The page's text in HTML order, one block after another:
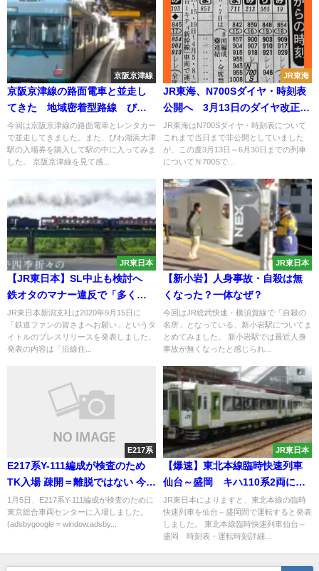
京阪京津線
京阪京津線の路面電車と並走し
てきた 地域密着型路線 びわ
湖浜大津駅
今回は京阪京津線の路面電車とレンタカー
で並走してきました。また、びわ湖浜大津
駅の入場券を購入して駅の中に入ってみま
した。 京阪京津線を見て感...
JR東海
JR東海、N700Sダイヤ・時刻表
公開へ 3月13日のダイヤ改正か
ら
JR東海はN700Sダイヤ・時刻表について
これまで当日まで非公開としていました
が、この度3月13日～6月30日までの列車
についてＮ700Sで...
JR東日本
【JR東日本】SL中止も検討へ
鉄オタのマナー違反で「多くの
苦情が入っている」という異例
の発表
JR東日本新潟支社は2020年9月15日に
「鉄道ファンの皆さまへお願い」というタ
イトルのプレスリリースを発表しました。
発表の内容は「沿線住...
JR東日本
【新小岩】人身事故・自殺は無
くなった？一体なぜ？
今回はJR総武快速・横須賀線で「自殺の
名所」となっている、新小岩駅についてま
とめてみました。 新小岩駅では最近人身
事故が無くなったと感じられ...
E217系
E217系Y-111編成が検査のため
TK入場 疎開＝離脱ではない 今後
も検査入場はあるのか?
1月5日、E217系Y-111編成が検査のために
東京総合車両センターに入場しました。
(adsbygoogle = window.adsby...
JR東日本
【爆速】東北本線臨時快速列車
仙台～盛岡 キハ110系2両によ
る臨時快速列車が運転
JR東日本によりますと、東北本線の臨時
快速列車を仙台～盛岡間で運転すると発表
しました。 東北本線臨時快速列車仙台～
盛岡 時刻表・運転時刻詳細...